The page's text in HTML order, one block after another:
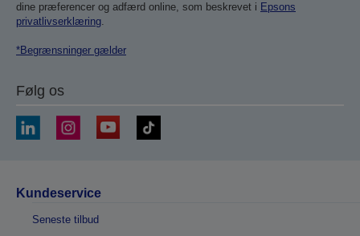
dine præferencer og adfærd online, som beskrevet i Epsons
privatlivserklæring.
*Begrænsninger gælder
Følg os
Kundeservice
Seneste tilbud